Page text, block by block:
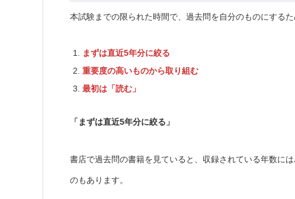
本試験までの限られた時間で、過去問を自分のものにする
まずは直近5年分に絞る
重要度の高いものから取り組む
最初は「読む」
「まずは直近5年分に絞る」
書店で過去問の書籍を見ていると、収録されている年数に
のもあります。